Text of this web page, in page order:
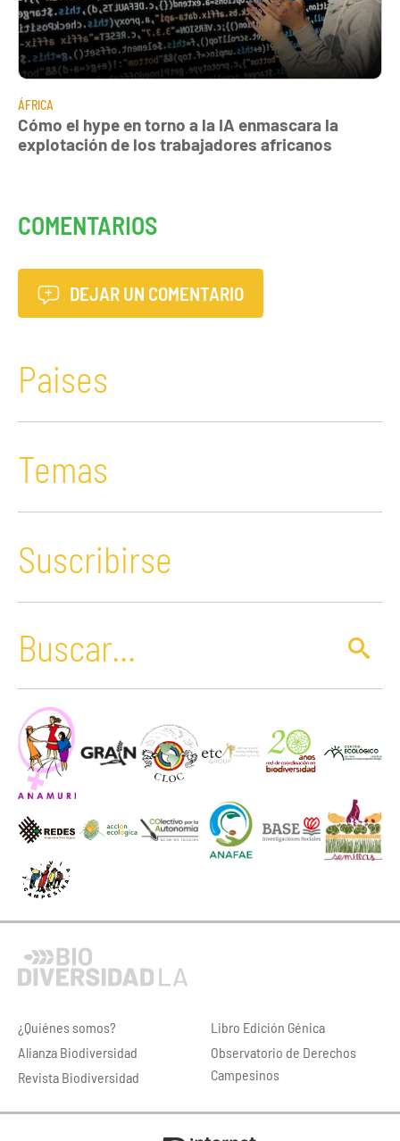
ÁFRICA
Cómo el hype en torno a la IA enmascara la
explotación de los trabajadores africanos
COMENTARIOS
DEJAR UN COMENTARIO
Paises
Temas
Suscribirse
¿Quiénes somos?
Alianza Biodiversidad
Revista Biodiversidad
Libro Edición Génica
Observatorio de Derechos
Campesinos